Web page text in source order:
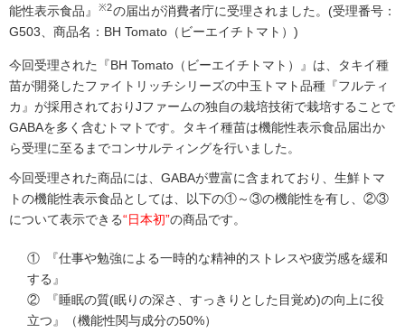
能性表示食品』
※2の届出が消費者庁に受理されました。(受理番号：
G503、商品名：BH Tomato（ビーエイチトマト）)
今回受理された『BH Tomato（ビーエイチトマト）』は、タキイ種
苗が開発したファイトリッチシリーズの中玉トマト品種『フルティ
カ』が採用されておりJファームの独自の栽培技術で栽培することで
GABAを多く含むトマトです。タキイ種苗は機能性表示食品届出か
ら受理に至るまでコンサルティングを行いました。
今回受理された商品には、GABAが豊富に含まれており、生鮮トマ
トの機能性表示食品としては、以下の①～③の機能性を有し、②③
について表示できる“日本初”の商品です。
① 『仕事や勉強による一時的な精神的ストレスや疲労感を緩和
する』
② 『睡眠の質(眠りの深さ、すっきりとした目覚め)の向上に役
立つ』（機能性関与成分の50%）